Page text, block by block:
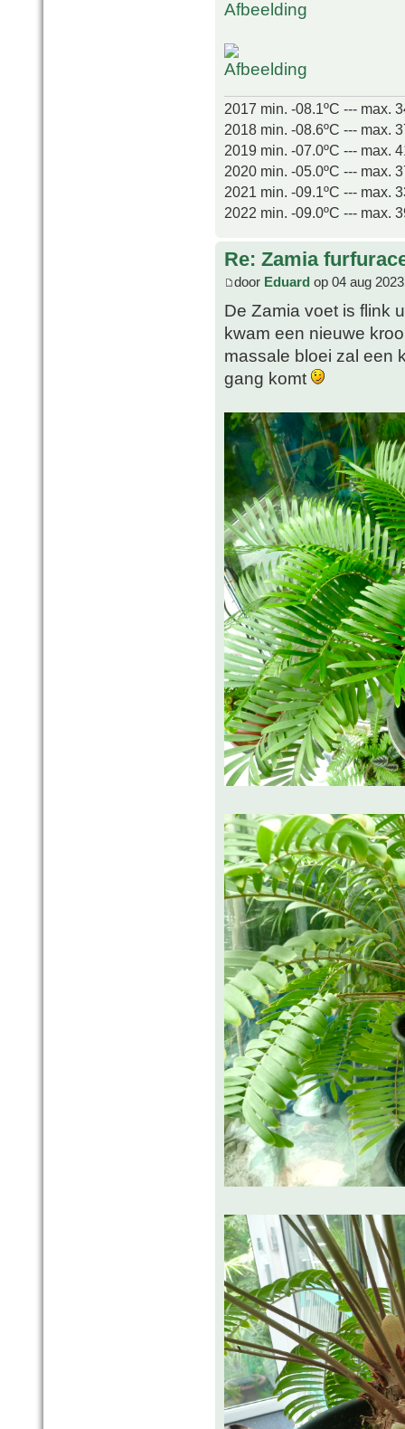
2017 min. -08.1ºC --- max.
2018 min. -08.6ºC --- max.
2019 min. -07.0ºC --- max.
2020 min. -05.0ºC --- max.
2021 min. -09.1ºC --- max.
2022 min. -09.0ºC --- max.
Re: Zamia
door Eduard op 04 aug
De Zamia voet is flink
kwam een nieuwe
massale bloei zal een
gang komt